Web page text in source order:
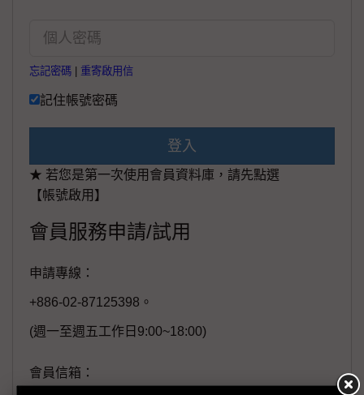
忘記密碼 重寄啟用信
記住帳號密碼
登入
★ 若您是第一次使用會員資料庫，請先點選
【帳號啟用】
會員服務申請/試用
申請專線：
+886-02-87125398。
(週一至週五工作日9:00~18:00)
會員信箱：